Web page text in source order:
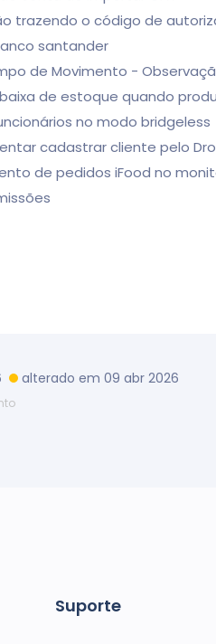
trazendo o código de
santander
de Movimento -
de estoque quando
no modo bridgeless
cadastrar cliente pelo
de pedidos iFood no
alterado em 09 abr 2026
Suporte